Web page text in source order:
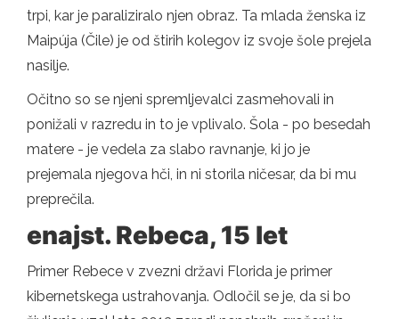
trpi, kar je paraliziralo njen obraz. Ta mlada ženska iz
Maipúja (Čile) je od štirih kolegov iz svoje šole prejela
nasilje.
Očitno so se njeni spremljevalci zasmehovali in
ponižali v razredu in to je vplivalo. Šola - po besedah
​​matere - je vedela za slabo ravnanje, ki jo je
prejemala njegova hči, in ni storila ničesar, da bi mu
preprečila.
enajst. Rebeca, 15 let
Primer Rebece v zvezni državi Florida je primer
kibernetskega ustrahovanja. Odločil se je, da si bo